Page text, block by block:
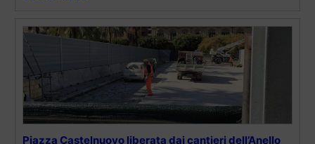
Piazza Castelnuovo liberata dai cantieri dell’Anello